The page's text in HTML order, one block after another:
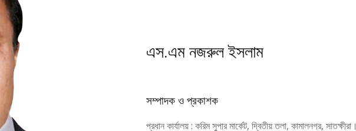
এস.এম নজরুল ইসলাম
সম্পাদক ও প্রকাশক
প্রধান কার্যালয় : করিম সুপার মার্কেট, দ্বিতীয় তলা, কামালনগর, সাতক্ষীরা।